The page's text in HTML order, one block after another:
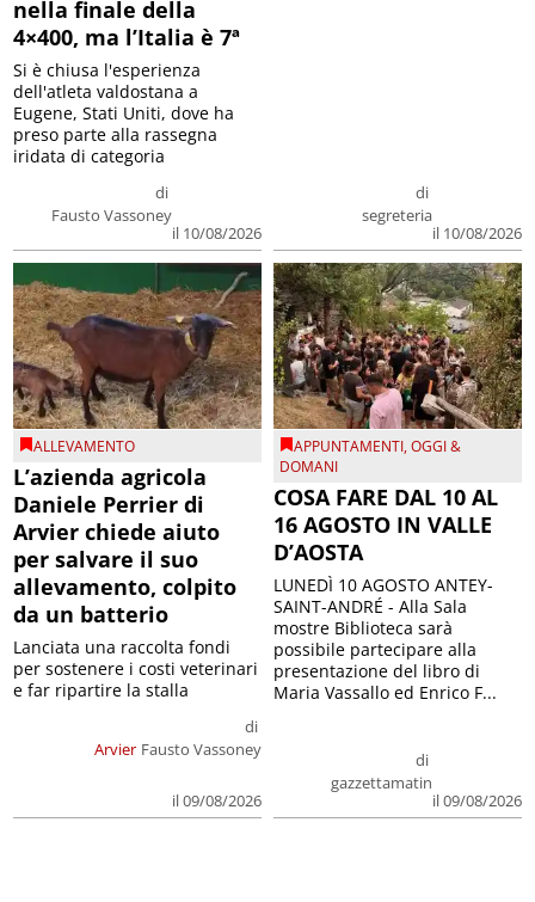
nella finale della
4×400, ma l’Italia è 7ª
di
Fausto Vassoney
il 10/08/2026
Si è chiusa l'esperienza
dell'atleta valdostana a
Eugene, Stati Uniti, dove ha
preso parte alla rassegna
iridata di categoria
di
segreteria
il 10/08/2026
ALLEVAMENTO
L’azienda agricola
Daniele Perrier di
Arvier chiede aiuto
per salvare il suo
allevamento, colpito
da un batterio
Arvier
di
Fausto Vassoney
il 09/08/2026
Lanciata una raccolta fondi
per sostenere i costi veterinari
e far ripartire la stalla
APPUNTAMENTI,OGGI &
DOMANI
COSA FARE DAL 10 AL
16 AGOSTO IN VALLE
D’AOSTA
di
gazzettamatin
il 09/08/2026
LUNEDÌ 10 AGOSTO ANTEY-
SAINT-ANDRÉ - Alla Sala
mostre Biblioteca sarà
possibile partecipare alla
presentazione del libro di
Maria Vassallo ed Enrico F...